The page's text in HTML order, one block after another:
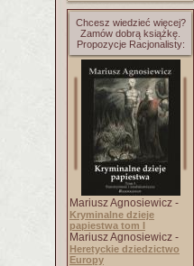
Chcesz wiedzieć więcej?
Zamów dobrą książkę.
Propozycje Racjonalisty:
Mariusz Agnosiewicz -
Kryminalne dzieje
papiestwa tom I
Mariusz Agnosiewicz -
Heretyckie dziedzictwo
Europy